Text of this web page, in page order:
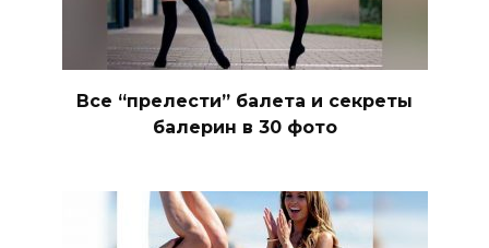
Все “прелести” балета и секреты
балерин в 30 фото